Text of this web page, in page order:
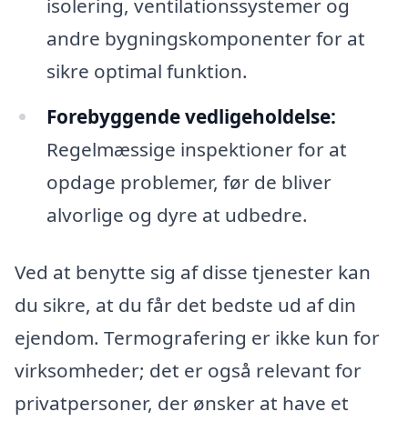
isolering, ventilationssystemer og
andre bygningskomponenter for at
sikre optimal funktion.
Forebyggende vedligeholdelse:
Regelmæssige inspektioner for at
opdage problemer, før de bliver
alvorlige og dyre at udbedre.
Ved at benytte sig af disse tjenester kan
du sikre, at du får det bedste ud af din
ejendom. Termografering er ikke kun for
virksomheder; det er også relevant for
privatpersoner, der ønsker at have et